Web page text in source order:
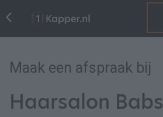
Maak een afspraak bij
Haarsalon Babs